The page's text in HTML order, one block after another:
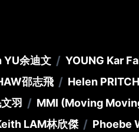
YU余迪文 / YOUNG Kar
邵志飛 / Helen
羽 / MMI (Moving
LAM林欣傑 / Phoebe